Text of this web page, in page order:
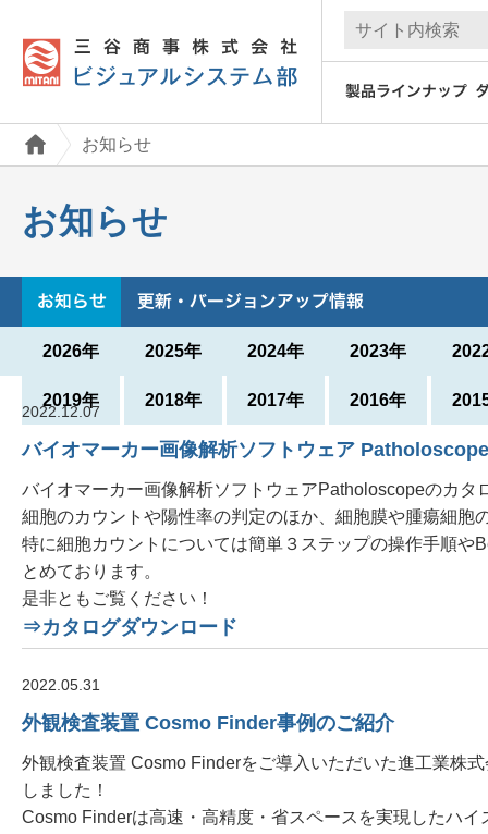
お知らせ
お知らせ
2026年 2025年 2024年 2023年
2019年 2018年 2017年 2016年
2022.12.07
バイオマーカー画像解析ソフトウェア
バイオマーカー画像解析ソフトウェアPatholoscopeのカタ
細胞のカウントや陽性率の判定のほか、細胞膜や腫瘍細胞
特に細胞カウントについては簡単３ステップの操作手順や
とめております。
是非ともご覧ください！
⇒カタログダウンロード
2022.05.31
外観検査装置 Cosmo Finder事例のご紹介
外観検査装置 Cosmo Finderをご導入いただいた進工業株
しました！
Cosmo Finderは高速・高精度・省スペースを実現したハ